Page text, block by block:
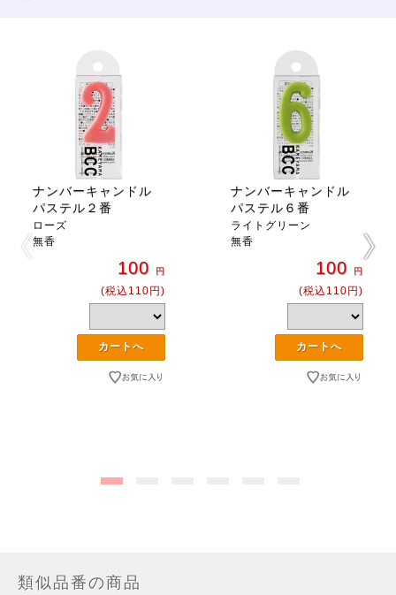
ナンバーキャンドル
パステル２番
ローズ
無香
100 円
(税込110円)
ナンバーキャンドル
パステル６番
ライトグリーン
無香
100 円
(税込110円)
類似品番の商品